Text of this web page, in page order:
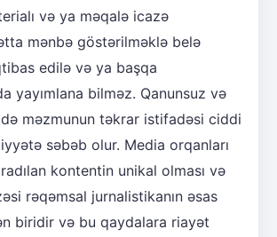
və ya məqalə icazə
mənbə göstərilməklə belə
edilə və ya başqa
yayımlana bilməz. Qanunsuz və
məzmunun təkrar istifadəsi ciddi
səbəb olur. Media orqanları
kontentin unikal olması və
rəqəmsal jurnalistikanın əsas
biridir və bu qaydalara riayət